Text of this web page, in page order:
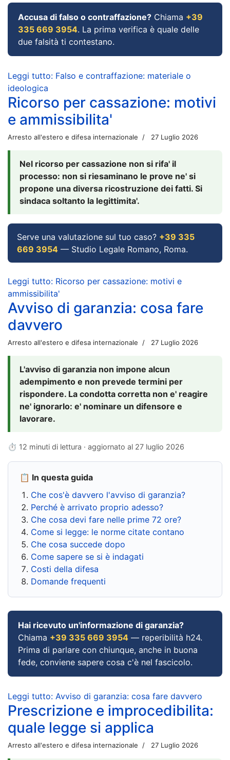
Accusa di falso o contraffazione? Chiama +39
335 669 3954. La prima verifica è quale delle
due falsità ti contestano.
Leggi tutto: Falso e contraffazione: materiale o
ideologica
Ricorso per cassazione: motivi
e ammissibilita'
Arresto all'estero e difesa internazionale 27 Luglio 2026
Nel ricorso per cassazione non si rifa' il
processo: non si riesaminano le prove ne' si
propone una diversa ricostruzione dei fatti. Si
sindaca soltanto la legittimita'.
Serve una valutazione sul tuo caso? +39 335
669 3954 — Studio Legale Romano, Roma.
Leggi tutto: Ricorso per cassazione: motivi e
ammissibilita'
Avviso di garanzia: cosa fare
davvero
Arresto all'estero e difesa internazionale 27 Luglio 2026
L'avviso di garanzia non impone alcun
adempimento e non prevede termini per
rispondere. La condotta corretta non e' reagire
ne' ignorarlo: e' nominare un difensore e
lavorare.
⏱ 12 minuti di lettura · aggiornato al 27 luglio 2026
📋 In questa guida
Che cos'è davvero l'avviso di garanzia?
Perché è arrivato proprio adesso?
Che cosa devi fare nelle prime 72 ore?
Come si legge: le norme citate contano
Che cosa succede dopo
Come sapere se si è indagati
Costi della difesa
Domande frequenti
Hai ricevuto un'informazione di garanzia?
Chiama +39 335 669 3954 — reperibilità h24.
Prima di parlare con chiunque, anche in buona
fede, conviene sapere cosa c'è nel fascicolo.
Leggi tutto: Avviso di garanzia: cosa fare davvero
Prescrizione e improcedibilita:
quale legge si applica
Arresto all'estero e difesa internazionale 27 Luglio 2026